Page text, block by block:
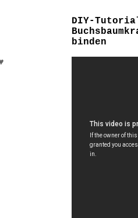
DIY-
binden